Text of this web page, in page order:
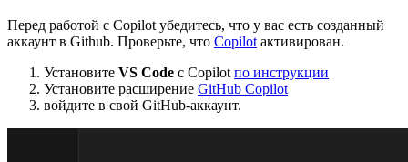
Перед работой с Copilot убедитесь, что у вас есть созданный
аккаунт в Github. Проверьте, что Copilotактивирован.
Установите VS Code с Copilotпо инструкции
Установите расширение GitHub Copilot
войдите в свой GitHub-аккаунт.